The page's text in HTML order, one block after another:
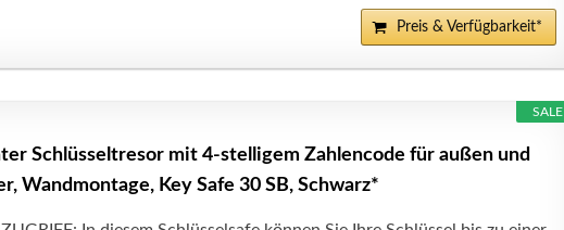
Preis & Verfügbarkeit*
SALE
Schlüsseltresor mit 4-stelligem Zahlencode für außen und
Wandmontage, Key Safe 30 SB, Schwarz*